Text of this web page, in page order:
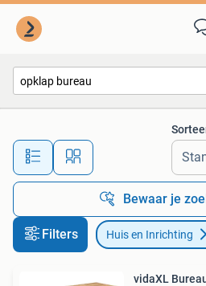
Alle afstanden…
Bewaar je
Filters Huis en Inrichting
vidaXL